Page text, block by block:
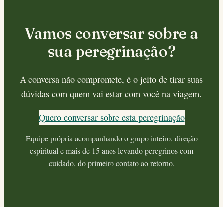
Vamos conversar sobre a
sua peregrinação?
A conversa não compromete, é o jeito de tirar suas
dúvidas com quem vai estar com você na viagem.
Quero conversar sobre esta peregrinação
Equipe própria acompanhando o grupo inteiro, direção
espiritual e mais de 15 anos levando peregrinos com
cuidado, do primeiro contato ao retorno.